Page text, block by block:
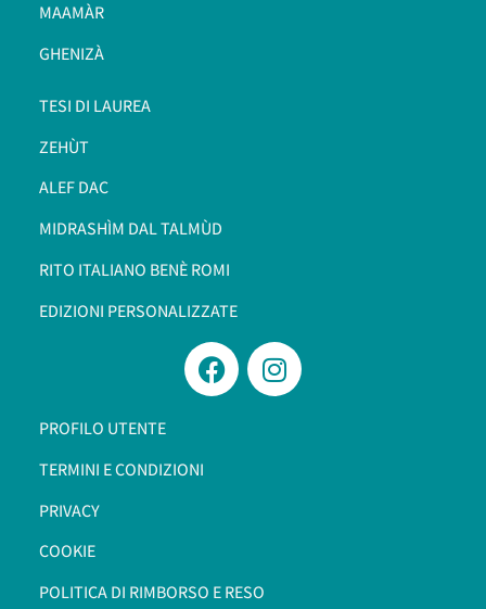
MAAMÀR
GHENIZÀ
TESI DI LAUREA
ZEHÙT
ALEF DAC
MIDRASHÌM DAL TALMÙD
RITO ITALIANO BENÈ ROMI​
EDIZIONI PERSONALIZZATE
PROFILO UTENTE
TERMINI E CONDIZIONI
PRIVACY
COOKIE
POLITICA DI RIMBORSO E RESO